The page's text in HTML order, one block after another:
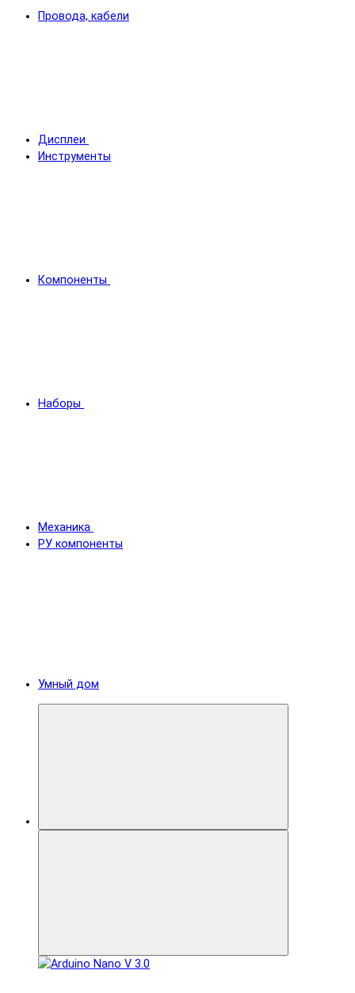
Провода, кабели
Дисплеи
Инструменты
Компоненты
Наборы
Механика
РУ компоненты
Умный дом